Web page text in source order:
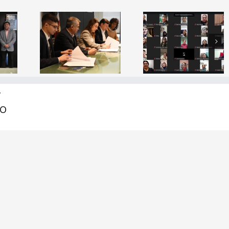
de
y
con
del
Capacitación
Docente
“¿Cómo se
aprende a
Inauguración
del
espacial
«Mama